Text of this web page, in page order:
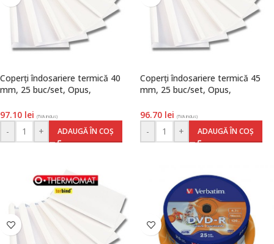
Coperți îndosariere termică 40
mm, 25 buc/set, Opus,
97.10 lei (TVA inclus)
- + ADAUGĂ ÎN COȘ
Coperți îndosariere termică 45
mm, 25 buc/set, Opus,
96.70 lei (TVA inclus)
- + ADAUGĂ ÎN COȘ